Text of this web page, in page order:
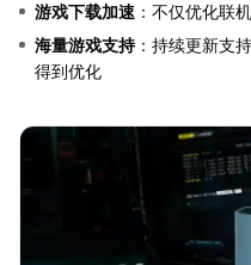
游戏下载加速 ：不仅优化联
海量游戏支持：持续更新支
得到优化